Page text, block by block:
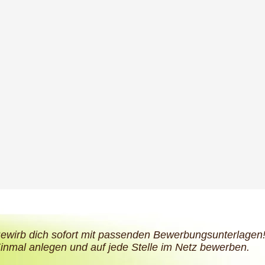
dich sofort mit passenden Bewerbungsunterlagen!
anlegen und auf jede Stelle im Netz bewerben.